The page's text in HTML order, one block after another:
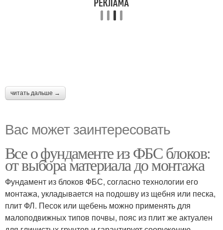
читать дальше →
Вас может заинтересовать
Все о фундаменте из ФБС блоков:
от выбора материала до монтажа
Фундамент из блоков ФБС, согласно технологии его
монтажа, укладывается на подошву из щебня или песка,
плит ФЛ. Песок или щебень можно применять для
малоподвижных типов почвы, пояс из плит же актуален